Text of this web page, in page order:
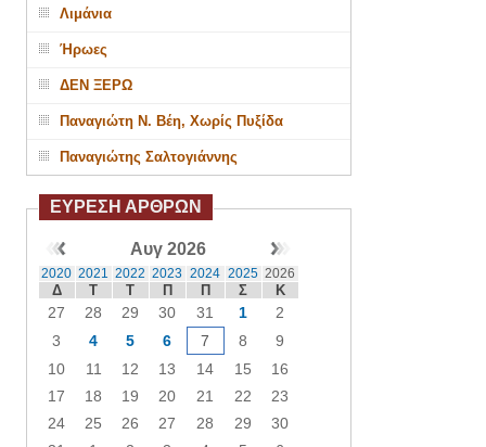
Λιμάνια
Ήρωες
ΔΕΝ ΞΕΡΩ
Παναγιώτη Ν. Βέη, Χωρίς Πυξίδα
Παναγιώτης Σαλτογιάννης
ΕΥΡΕΣΗ ΑΡΘΡΩΝ
Αυγ 2026
2020 2021 2022 2023 2024 2025 2026
Δ Τ Τ Π Π Σ Κ
27 28 29 30 31 1
2
3
4 5 6 7 8
9
10
11 12 13 14 15
16
17
18 19 20 21 22
23
24
25 26 27 28 29
30